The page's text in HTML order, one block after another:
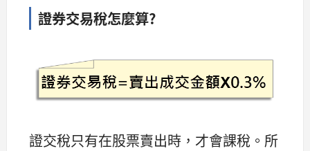
證券交易稅怎麼算?
證交稅只有在股票賣出時，才會課稅。所